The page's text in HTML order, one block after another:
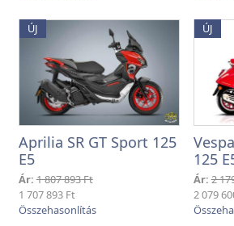
ÚJ
Aprilia SR GT Sport 125
E5
Ár: 1 807 893 Ft
1 707 893 Ft
ÚJ
125
Ár:2
2 079